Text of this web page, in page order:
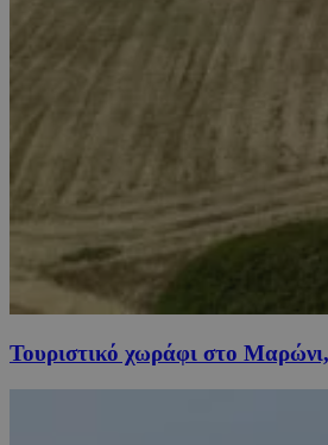
Τουριστικό χωράφι στο